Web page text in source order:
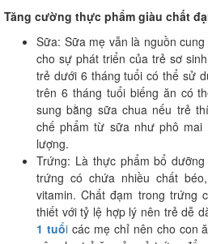
Tăng cường thực phẩm giàu chất
Sữa: Sữa mẹ vẫn là nguồn
cho sự phát triển của trẻ sơ
trẻ dưới 6 tháng tuổi có thể sử
trên 6 tháng tuổi biếng ăn có
sung bằng sữa chua nếu trẻ
chế phẩm từ sữa như phô mai
lượng.
Trứng: Là thực phẩm bổ
trứng có chứa nhiều chất
vitamin. Chất đạm trong trứng
thiết với tỷ lệ hợp lý nên trẻ dễ
1 tuổicác mẹ chỉ nên cho con